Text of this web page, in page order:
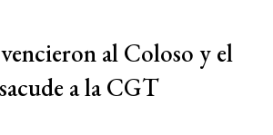
al Coloso y el
a la CGT